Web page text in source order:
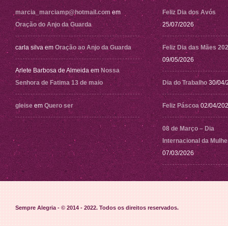
marcia_marciamp@hotmail.com em
Oração do Anjo da Guarda
carla silva em Oração ao Anjo da Guarda
Arlete Barbosa de Almeida em Nossa
Senhora de Fatima 13 de maio
gleise em Quero ser
Feliz Dia dos Avós
25/07/2026
Feliz Dia das Mães
09/05/2026
Dia do Trabalho 30/04/
Feliz Páscoa 02/04/
08 de Março – Dia
Internacional da
07/03/2026
Sempre Alegria - © 2014 - 2022. Todos os direitos reservados.